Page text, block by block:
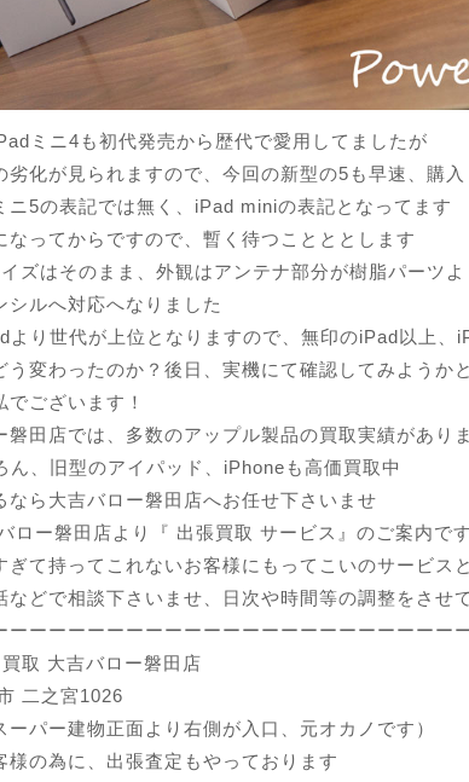
ミニ4も初代発売から歴代で愛用してましたが
劣化が見られますので、今回の新型の5も早速、購
ニ5の表記では無く、iPad miniの表記となってます
なってからですので、暫く待つことととします
ズはそのまま、外観はアンテナ部分が樹脂パーツ
シルへ対応へなりました
より世代が上位となりますので、無印のiPad以上、
う変わったのか？後日、実機にて確認してみようか
ございます！
磐田店では、多数のアップル製品の買取実績があり
ん、旧型のアイパッド、iPhoneも高価買取中
なら大吉バロー磐田店へお任せ下さいませ
ロー磐田店より『 出張買取 サービス』のご案内で
ぎて持ってこれないお客様にもってこいのサービス
などで相談下さいませ、日次や時間等の調整をさせ
ーーーーーーーーーーーーーーーーーーーーーーー
取 大吉バロー磐田店
二之宮1026
パー建物正面より右側が入口、元オカノです）
様の為に、出張査定もやっております